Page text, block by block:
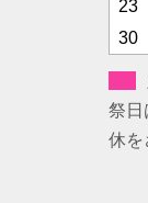
23
30
祭日
休を